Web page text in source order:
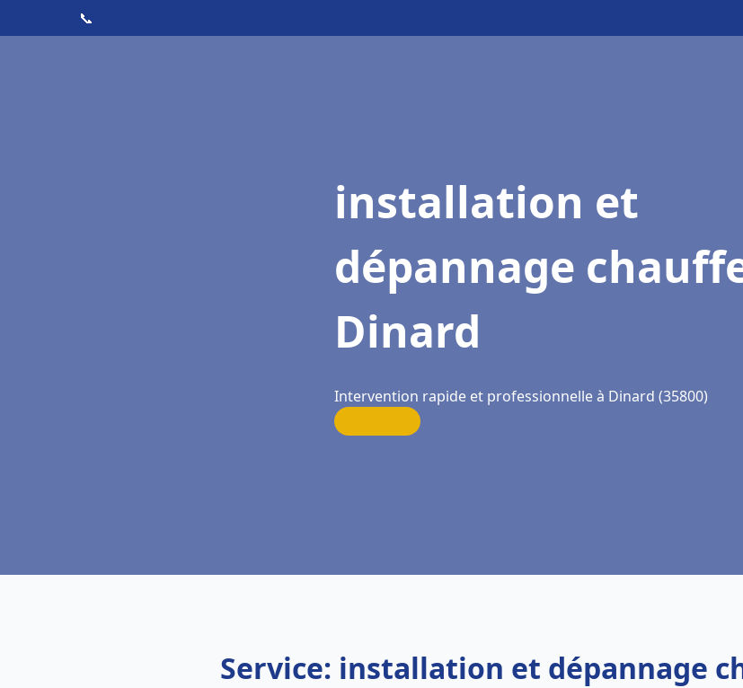
📞
installation et
dépannage
Dinard
Intervention rapide et professionnelle à Dinard (35800)
Service: installation et dépannage